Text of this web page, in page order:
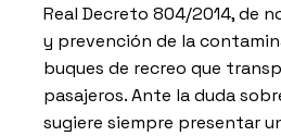
Real Decreto 804/2014, de
y prevención de la
buques de recreo que
pasajeros. Ante la duda
sugiere siempre presentar